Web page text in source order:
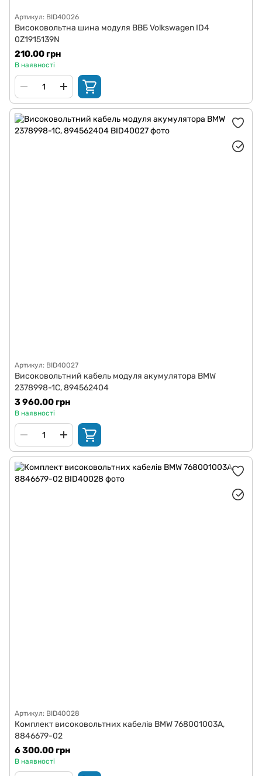
Артикул: BID40026
Високовольтна шина модуля ВВБ Volkswagen ID4
0Z1915139N
210.00 грн
В наявності
Артикул: BID40027
Високовольтний кабель модуля акумулятора BMW
2378998-1C, 894562404
3 960.00 грн
В наявності
Артикул: BID40028
Комплект високовольтних кабелів BMW 768001003A,
8846679-02
6 300.00 грн
В наявності